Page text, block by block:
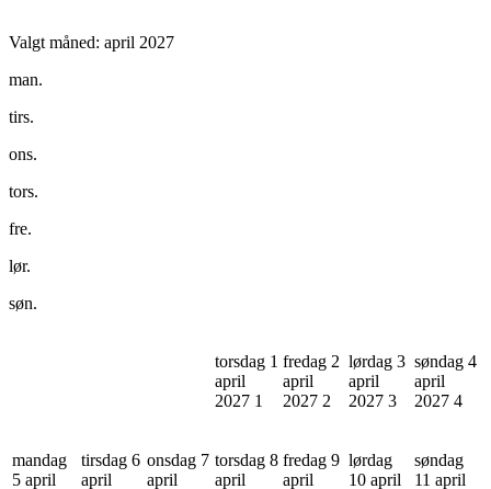
Valgt måned: april 2027
man.
tirs.
ons.
tors.
fre.
lør.
søn.
torsdag 1
april
2027 1
fredag 2
april
2027 2
lørdag 3
april
2027 3
søndag 4
april
2027 4
mandag
5 april
tirsdag 6
april
onsdag 7
april
torsdag 8
april
fredag 9
april
lørdag
10 april
søndag
11 april